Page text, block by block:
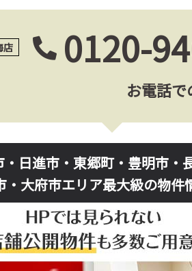
店 0120-
お電話で
・日進市・東郷町・豊明市・
・大府市エリア最大級の物件